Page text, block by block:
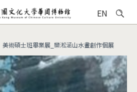
EN
美術碩士班畢業展_欒淞涵山水畫創作個展